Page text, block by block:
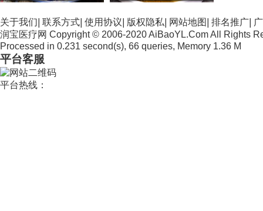
关于我们 联系方式 使用协议 版权隐私 网站地图 排名推广
润宝医疗网 Copyright © 2006-2020 AiBaoYL.Com All Rights
Processed in 0.231 second(s), 66 queries, Memory 1.36 M
平台客服
平台热线：